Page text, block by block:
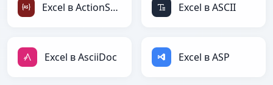
Excel в ActionScript Excel в ASCII
Excel в AsciiDoc Excel в ASP